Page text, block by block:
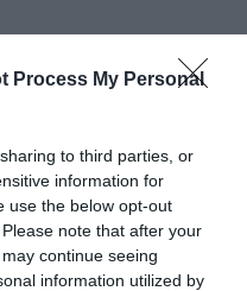
Process My Personal
to third parties, or
information for
use the below opt-out
note that after your
continue seeing
information utilized by
funkciókat vehetnek
részleg medencével,
teljesen felszerelt
terekkel; tárgyaló